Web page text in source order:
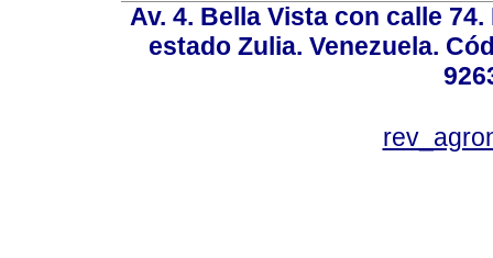
Av. 4. Bella Vista con calle
estado Zulia. Venezuela.